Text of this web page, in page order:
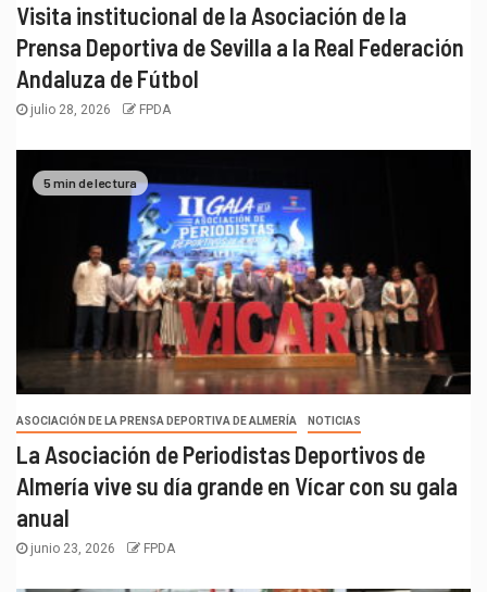
Visita institucional de la Asociación de la
Prensa Deportiva de Sevilla a la Real Federación
Andaluza de Fútbol
julio 28, 2026 FPDA
5 min de lectura
ASOCIACIÓN DE LA PRENSA DEPORTIVA DE ALMERÍA NOTICIAS
La Asociación de Periodistas Deportivos de
Almería vive su día grande en Vícar con su gala
anual
junio 23, 2026 FPDA